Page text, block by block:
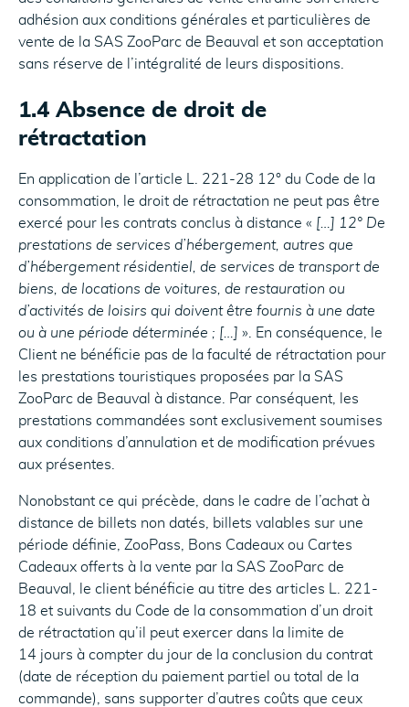
adhésion aux conditions générales et particulières de
vente de la SAS ZooParc de Beauval et son acceptation
sans réserve de l’intégralité de leurs dispositions.
1.4 Absence de droit de
rétractation
En application de l’article L. 221-28 12° du Code de la
consommation, le droit de rétractation ne peut pas être
exercé pour les contrats conclus à distance « […] 12° De
prestations de services d’hébergement, autres que
d’hébergement résidentiel, de services de transport de
biens, de locations de voitures, de restauration ou
d’activités de loisirs qui doivent être fournis à une date
ou à une période déterminée ; […] ». En conséquence, le
Client ne bénéficie pas de la faculté de rétractation pour
les prestations touristiques proposées par la SAS
ZooParc de Beauval à distance. Par conséquent, les
prestations commandées sont exclusivement soumises
aux conditions d’annulation et de modification prévues
aux présentes.
Nonobstant ce qui précède, dans le cadre de l’achat à
distance de billets non datés, billets valables sur une
période définie, ZooPass, Bons Cadeaux ou Cartes
Cadeaux offerts à la vente par la SAS ZooParc de
Beauval, le client bénéficie au titre des articles L. 221-
18 et suivants du Code de la consommation d’un droit
de rétractation qu’il peut exercer dans la limite de
14 jours à compter du jour de la conclusion du contrat
(date de réception du paiement partiel ou total de la
commande), sans supporter d’autres coûts que ceux